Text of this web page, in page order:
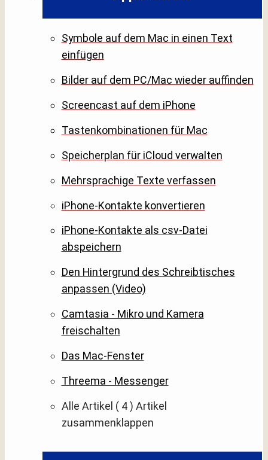
Symbole auf dem Mac in einen Text
einfügen
Bilder auf dem PC/Mac wieder auffinden
Screencast auf dem iPhone
Tastenkombinationen für Mac
Speicherplan für iCloud verwalten
Mehrsprachige Texte verfassen
iPhone-Kontakte konvertieren
iPhone-Kontakte als csv-Datei
abspeichern
Den Hintergrund des Schreibtisches
anpassen (Video)
Camtasia - Mikro und Kamera
freischalten
Das Mac-Fenster
Threema - Messenger
Alle Artikel ( 4 ) Artikel
zusammenklappen